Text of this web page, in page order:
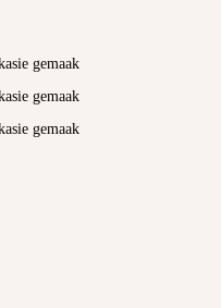
gemaak
gemaak
gemaak